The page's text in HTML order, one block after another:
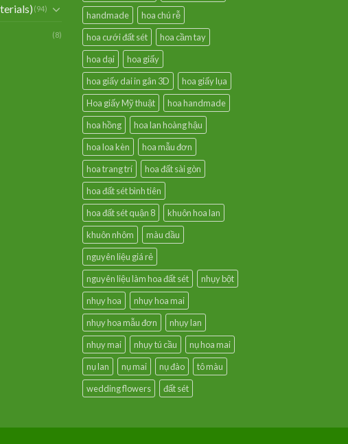
(94)
(8)
handmade
hoa chú rễ
hoa cưới đất sét
hoa cầm tay
hoa dại
hoa giấy
hoa giấy dai in gân 3D
hoa giấy lụa
Hoa giấy Mỹ thuật
hoa handmade
hoa hồng
hoa lan hoàng hậu
hoa loa kèn
hoa mẫu đơn
hoa trang trí
hoa đất sài gòn
hoa đất sét bình tiên
hoa đất sét quận 8
khuôn hoa lan
khuôn nhôm
màu dầu
nguyên liệu giá rẻ
nguyên liệu làm hoa đất sét
nhụy bột
nhụy hoa
nhụy hoa mai
nhụy hoa mẫu đơn
nhụy lan
nhụy mai
nhụy tú cầu
nụ hoa mai
nụ lan
nụ mai nụ đào
tô màu
wedding flowers
đất sét